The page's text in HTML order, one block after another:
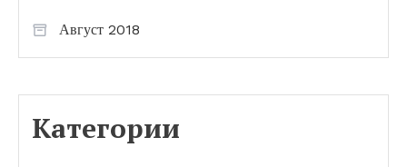
Август 2018
Категории